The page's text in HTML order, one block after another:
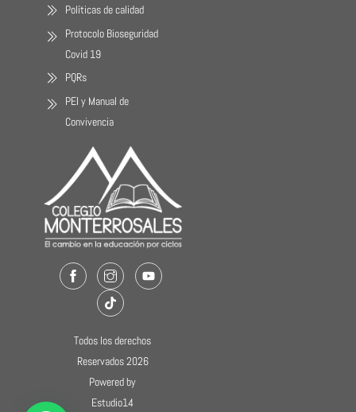
Políticas de calidad
Protocolo Bioseguridad
Covid 19
PQRs
PEI y Manual de
Convivencia
FacebookInstagramYoutube
TikTok
Todos los derechos
Reservados 2026
Powered by
Estudio14